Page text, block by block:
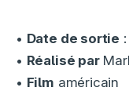
• Date de sortie
• Réalisé par
• Film américain